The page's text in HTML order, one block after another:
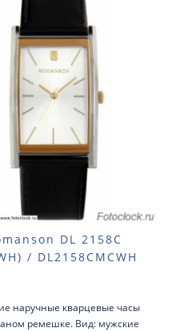
DL 2158C
/ DL2158CMCWH
наручные кварцевые часы
ремешке. Вид: мужские